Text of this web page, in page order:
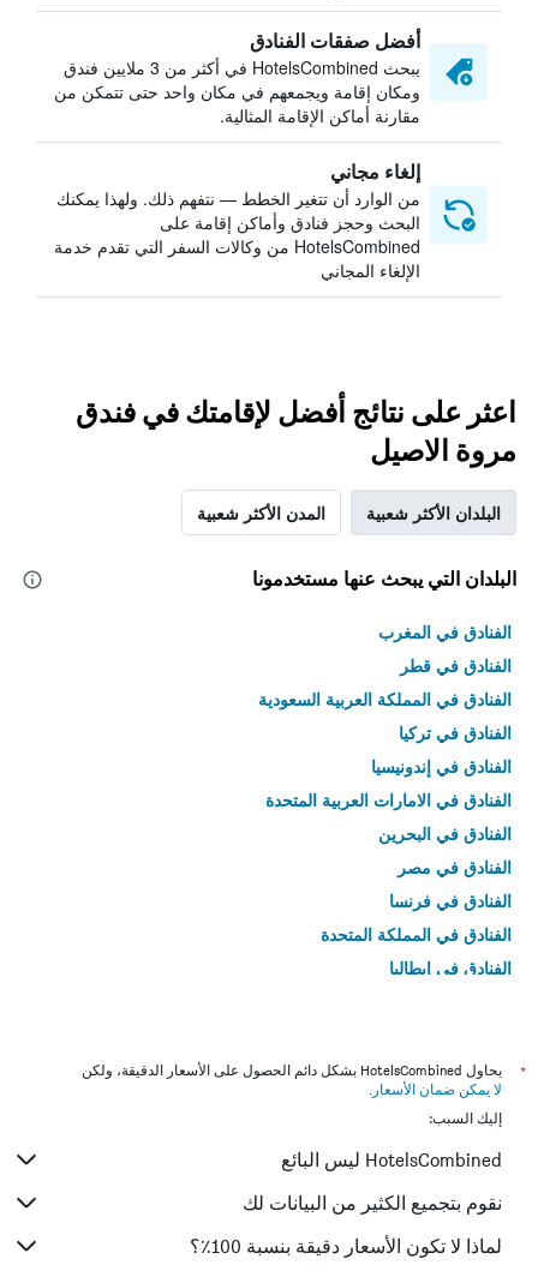
أفضل صفقات الفنادق
يبحث HotelsCombined في أكثر من 3 ملايين فندق
ومكان إقامة ويجمعهم في مكان واحد حتى تتمكن من
مقارنة أماكن الإقامة المثالية.
إلغاء مجاني
من الوارد أن تتغير الخطط — نتفهم ذلك. ولهذا يمكنك
البحث وحجز فنادق وأماكن إقامة على
HotelsCombined من وكالات السفر التي تقدم خدمة
الإلغاء المجاني
اعثر على نتائج أفضل لإقامتك في فندق
مروة الاصيل
البلدان الأكثر شعبية المدن الأكثر شعبية
البلدان التي يبحث عنها مستخدمونا
الفنادق في المغرب
الفنادق في قطر
الفنادق في المملكة العربية السعودية
الفنادق في تركيا
الفنادق في إندونيسيا
الفنادق في الامارات العربية المتحدة
الفنادق في البحرين
الفنادق في مصر
الفنادق في فرنسا
الفنادق في المملكة المتحدة
الفنادق في إيطاليا
*
يحاول HotelsCombined بشكل دائم الحصول على الأسعار الدقيقة، ولكن
لا يمكن ضمان الأسعار .
إليك السبب:
HotelsCombined ليس البائع
نقوم بتجميع الكثير من البيانات لك
لماذا لا تكون الأسعار دقيقة بنسبة 100٪؟